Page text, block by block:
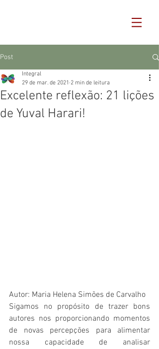
Post
Excelente reflexão: 21 lições
de Yuval Harari!
Integral
29 de mar. de 2021 2 min de leitura
Autor: Maria Helena Simões de Carvalho
Sigamos no propósito de trazer bons
autores nos proporcionando momentos
de novas percepções para alimentar
nossa capacidade de analisar